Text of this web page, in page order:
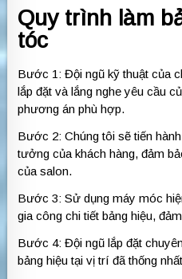
Quy trình làm
tóc
Bước 1: Đội ngũ kỹ thuật của
lắp đặt và lắng nghe yêu cầu
phương án phù hợp.
Bước 2: Chúng tôi sẽ tiến
tưởng của khách hàng, đảm
của salon.
Bước 3: Sử dụng máy móc
gia công chi tiết bảng hiệu,
Bước 4: Đội ngũ lắp đặt
bảng hiệu tại vị trí đã thống